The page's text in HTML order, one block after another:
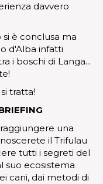
davvero
è conclusa ma
d'Alba infatti
i boschi di Langa...
tratta!
una
il Trifulau
tutti i segreti del
suo ecosistema
cani, dai metodi di